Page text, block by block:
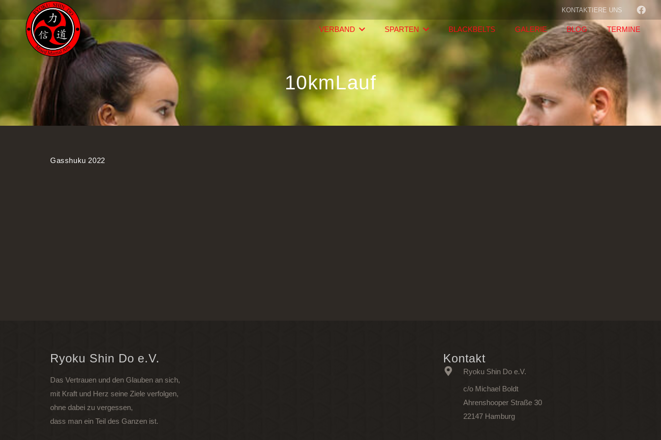
KONTAKTIERE UNS
VERBAND SPARTEN BLACKBELTS GALERIE BLOG TERMINE
10kmLauf
Gasshuku 2022
Ryoku Shin Do e.V.
Das Vertrauen und den Glauben an sich,
mit Kraft und Herz seine Ziele verfolgen,
ohne dabei zu vergessen,
dass man ein Teil des Ganzen ist.
Kontakt
Ryoku Shin Do e.V.
c/o Michael Boldt
Ahrenshooper Straße 30
22147 Hamburg